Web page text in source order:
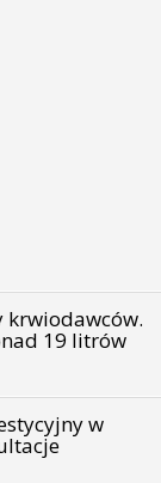
krwiodawców.
19 litrów
w